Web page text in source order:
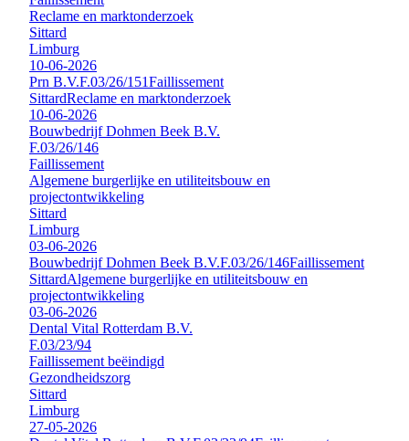
Reclame en marktonderzoek
Sittard
Limburg
10-06-2026
Prn B.V.F.03/26/151Faillissement
SittardReclame en marktonderzoek
10-06-2026
Bouwbedrijf Dohmen Beek B.V.
F.03/26/146
Faillissement
Algemene burgerlijke en utiliteitsbouw en
projectontwikkeling
Sittard
Limburg
03-06-2026
Bouwbedrijf Dohmen Beek B.V.F.03/26/146Faillissement
SittardAlgemene burgerlijke en utiliteitsbouw en
projectontwikkeling
03-06-2026
Dental Vital Rotterdam B.V.
F.03/23/94
Faillissement beëindigd
Gezondheidszorg
Sittard
Limburg
27-05-2026